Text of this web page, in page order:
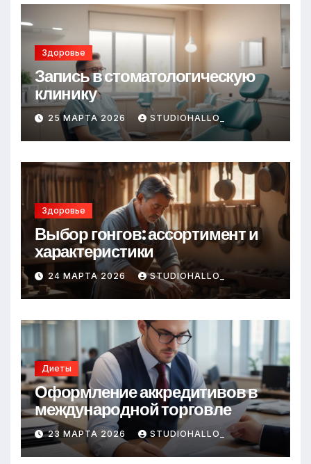
Здоровье
Запись в стоматологическую
клинику
25 МАРТА 2026 STUDIOHALLO_
Здоровье
Выбор гонгов: ассортимент и
характеристики
24 МАРТА 2026 STUDIOHALLO_
Диеты
Оформление аккредитивов в
международной торговле
23 МАРТА 2026 STUDIOHALLO_